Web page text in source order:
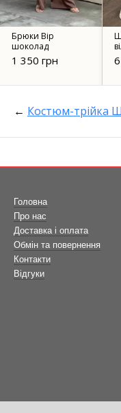
Брюки Вір
шоколад
1 350 грн
← Костюм-трійка
Головна
Про нас
Доставка і оплата
Обмін та повернення
Контакти
Відгуки